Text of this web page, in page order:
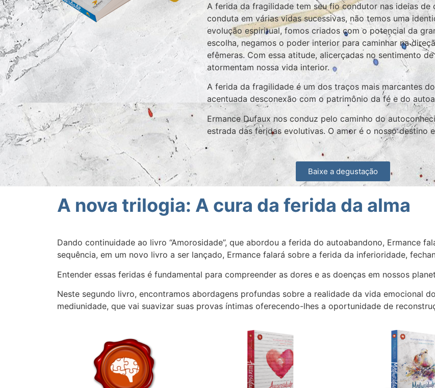
A ferida da fragilidade tem seu fio condutor nas ideias de
conduta em várias vidas sucessivas, não temos uma
evolução espiritual, fomos criados com o potencial da
escolha, negamos o poder interior para caminhar na
efêmeras. Com essa atitude, alicerçadas no sentimento
atormentam nossa vida interior.
A ferida da fragilidade é um dos traços mais marcantes
acentuada desconexão com o patrimônio da fé e do
Ermance Dufaux nos conduz pelo caminho do
estrada das feridas evolutivas. O amor é o nosso destino
Baixe a degustação
A nova trilogia: A cura da ferida da alma
Dando continuidade ao livro “Amorosidade”, que abordou a ferida do autoabandono, Ermance
sequência, em um novo livro a ser lançado, Ermance falará sobre a ferida da inferioridade,
Entender essas feridas é fundamental para compreender as dores e as doenças em nossos
Neste segundo livro, encontramos abordagens profundas sobre a realidade da vida emocional
mediunidade, que vai suavizar suas provas íntimas oferecendo-lhes a oportunidade de